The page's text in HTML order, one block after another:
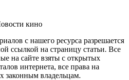
кино
с нашего ресурса разрешается
ссылкой на страницу статьи. Все
на сайте взяты с открытых
интернета, все права на
законным владельцам.